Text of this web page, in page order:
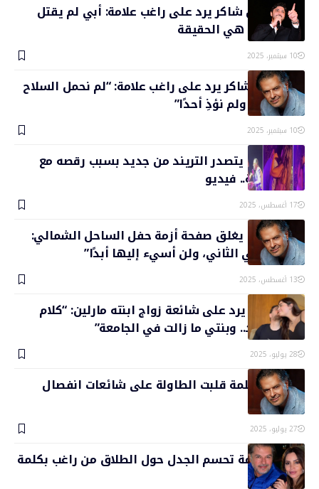
محمد فضل شاكر يرد على راغب علامة: أبي لم يقتل
أحدًا وهذه هي الحقيقة
10 سبتمبر، 2025
نجل فضل شاكر يرد على راغب علامة: “لم نحمل السلاح
إلا للدفاع.. ولم نؤذِ أحدًا”
10 سبتمبر، 2025
راغب علامة يتصدر التريند من جديد بسبب رقصه مع
فتاة لبنانية.. فيديو
17 أغسطس، 2025
راغب علامة يغلق صفحة أزمة حفل الساحل الشمالي:
“مصر وطني الثاني، ولن أسيء إليها أبدًا”
13 أغسطس، 2025
وائل جسار يرد على شائعة زواج ابنته مارلين: “كلام
فارغ وحسد.. وبنتي ما زالت في الجامعة”
28 يوليو، 2025
“ملكي”.. كلمة قلبت الطاولة على شائعات انفصال
راغب علامة
27 يوليو، 2025
جيهان علامة تحسم الجدل حول الطلاق من راغب بكلمة
واحدة